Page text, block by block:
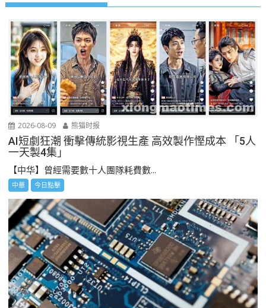
2026-08-09 熊猫时报
AI短劇狂潮 衝擊傳統影視生產 高效製作慳成本 「5人
一天製4集」
【中华】曾經需要數十人團隊耗費數...
中華 今日點擊